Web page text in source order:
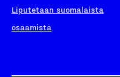
Liputetaan suomalaista
osaamista